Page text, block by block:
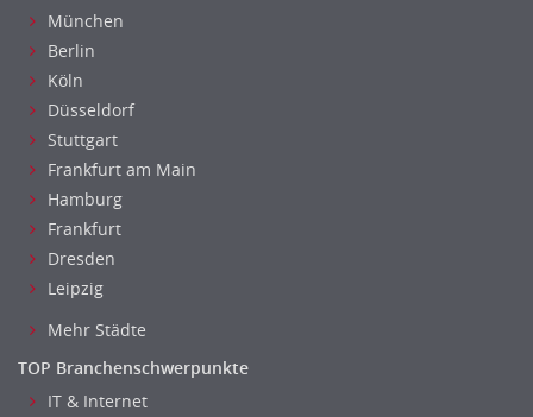
Arbeitssicherheit
Montage
Beauty, Wellness
Elektrik, Sanitär, Heizung, Klima
Fertigung, Produktion
Gastronomie, Hotellerie
Holzhandwerk
Handwerk, Dienstleistung & Fertigung Leitung, Teamleitung
Maler, Lackierer
Mechaniker
Metallhandwerk
Nahrungsmittelherstellung, -verarbeitung
Raumgestaltung
München
Berlin
Köln
Düsseldorf
Stuttgart
Frankfurt am Main
Hamburg
Frankfurt
Dresden
Leipzig
Mehr Städte
TOP Branchenschwerpunkte
IT & Internet